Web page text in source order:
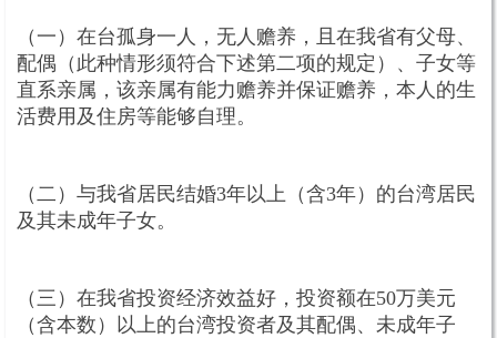
（一）在台孤身一人，无人赡养，且在我省有父母、
配偶（此种情形须符合下述第二项的规定）、子女等
直系亲属，该亲属有能力赡养并保证赡养，本人的生
活费用及住房等能够自理。
（二）与我省居民结婚3年以上（含3年）的台湾居民
及其未成年子女。
（三）在我省投资经济效益好，投资额在50万美元
（含本数）以上的台湾投资者及其配偶、未成年子